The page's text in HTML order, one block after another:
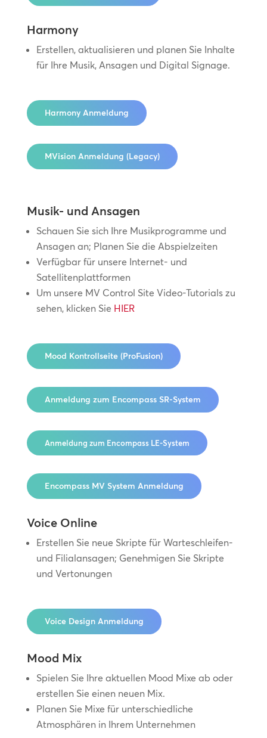
Harmony
Erstellen, aktualisieren und planen Sie Inhalte
für Ihre Musik, Ansagen und Digital Signage.
Harmony Anmeldung
MVision Anmeldung (Legacy)
Musik- und Ansagen
Schauen Sie sich Ihre Musikprogramme und
Ansagen an; Planen Sie die Abspielzeiten
Verfügbar für unsere Internet- und
Satellitenplattformen
Um unsere MV Control Site Video-Tutorials zu
sehen, klicken Sie HIER
Mood Kontrollseite (ProFusion)
Anmeldung zum Encompass SR-System
Anmeldung zum Encompass LE-System
Encompass MV System Anmeldung
Voice Online
Erstellen Sie neue Skripte für Warteschleifen-
und Filialansagen; Genehmigen Sie Skripte
und Vertonungen
Voice Design Anmeldung
Mood Mix
Spielen Sie Ihre aktuellen Mood Mixe ab oder
erstellen Sie einen neuen Mix.
Planen Sie Mixe für unterschiedliche
Atmosphären in Ihrem Unternehmen